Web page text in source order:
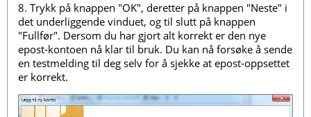
8. Trykk på knappen "OK", deretter på knappen "Neste" i
det underliggende vinduet, og til slutt på knappen
"Fullfør". Dersom du har gjort alt korrekt er den nye
epost-kontoen nå klar til bruk. Du kan nå forsøke å sende
en testmelding til deg selv for å sjekke at epost-oppsettet
er korrekt.